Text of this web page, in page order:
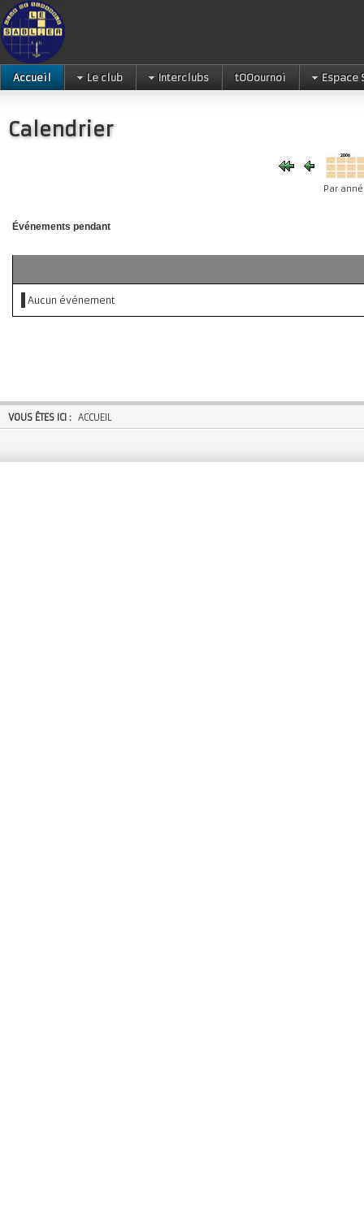
Accueil Le club Interclubs tOOournoi Espace
Calendrier
Par
Événements pendant
Aucun événement
VOUS ÊTES ICI : ACCUEIL